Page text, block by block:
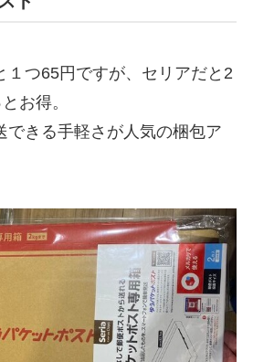
１つ65円ですが、セリアだと2
お得。
できる手軽さが人気の梱包ア